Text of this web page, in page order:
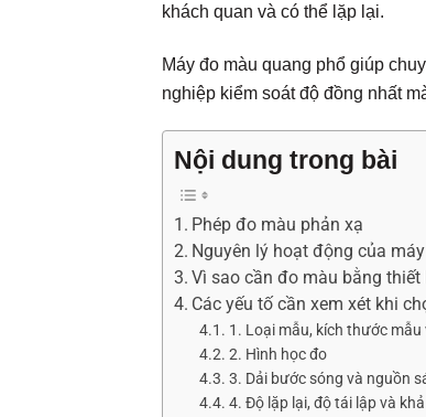
khách quan và có thể lặp lại.
Máy đo màu quang phổ giúp
nghiệp kiểm soát độ đồng nhất
Nội dung trong bài
Phép đo màu phản xạ
Nguyên lý hoạt động của
Vì sao cần đo màu bằng
Các yếu tố cần xem xét khi
1. Loại mẫu, kích thước
2. Hình học đo
3. Dải bước sóng và nguồn
4. Độ lặp lại, độ tái lập và